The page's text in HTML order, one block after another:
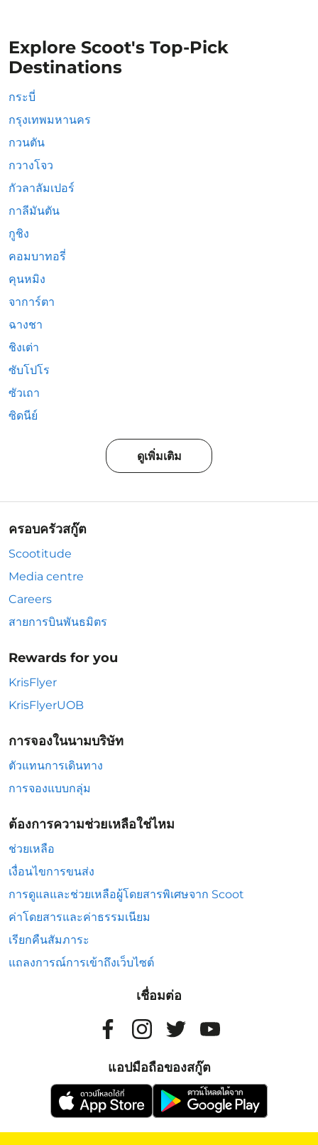
Explore Scoot's Top-Pick
Destinations
กระบี่
กรุงเทพมหานคร
กวนตัน
กวางโจว
กัวลาลัมเปอร์
กาลีมันตัน
กูชิง
คอมบาทอรี่
คุนหมิง
จาการ์ตา
ฉางชา
ชิงเต่า
ซับโปโร
ซัวเถา
ซิดนีย์
ดูเพิ่มเติม
ครอบครัวสกู๊ต
Scootitude
Media centre
Careers
สายการบินพันธมิตร
Rewards for you
KrisFlyer
KrisFlyerUOB
การจองในนามบริษัท
ตัวแทนการเดินทาง
การจองแบบกลุ่ม
ต้องการความช่วยเหลือใช่ไหม
ช่วยเหลือ
เงื่อนไขการขนส่ง
การดูแลและช่วยเหลือผู้โดยสารพิเศษจาก Scoot
ค่าโดยสารและค่าธรรมเนียม
เรียกคืนสัมภาระ
แถลงการณ์การเข้าถึงเว็บไซต์
เชื่อมต่อ
แอปมือถือของสกู๊ต